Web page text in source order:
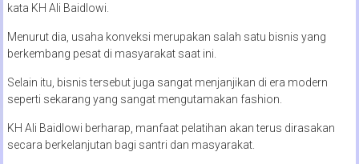
kata KH Ali Baidlowi.
Menurut dia, usaha konveksi merupakan salah satu bisnis yang
berkembang pesat di masyarakat saat ini.
Selain itu, bisnis tersebut juga sangat menjanjikan di era modern
seperti sekarang yang sangat mengutamakan fashion.
KH Ali Baidlowi berharap, manfaat pelatihan akan terus dirasakan
secara berkelanjutan bagi santri dan masyarakat.